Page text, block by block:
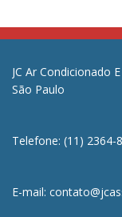
JC Ar Condicionado
São Paulo
Telefone: (11) 2364-
E-mail: